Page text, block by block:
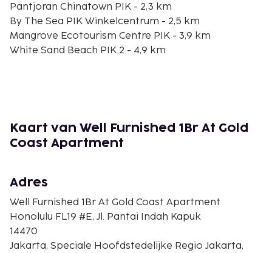
Pantjoran Chinatown PIK - 2,3 km
By The Sea PIK Winkelcentrum - 2,5 km
Mangrove Ecotourism Centre PIK - 3,9 km
White Sand Beach PIK 2 - 4,9 km
Bandara City Mall - 12,7 km
Sunda Kelapa - 12,8 km
Bank Indonesia-museum - 12,9 km
Taman Fatahillah - 13,8 km
De dichtstbijgelegen grootste luchthavens zijn:
Jakarta (CGK-Soekarno-Hatta Intl.) - 14,9 km
Jakarta (HLP-Halim Perdanakusuma Intl.) - 29,9 km
De aanbevolen luchthaven voor dit appartement is
Kaart van Well Furnished 1Br At Gold
Coast Apartment
Adres
Well Furnished 1Br At Gold Coast Apartment
Honolulu FL19 #E, Jl. Pantai Indah Kapuk
14470
Jakarta, Speciale Hoofdstedelijke Regio Jakarta,